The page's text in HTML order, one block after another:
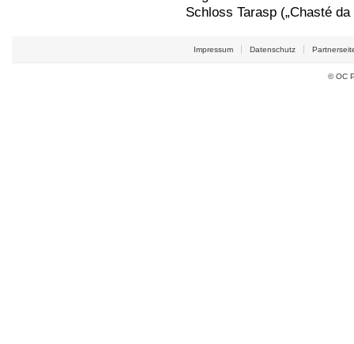
Schloss Tarasp („Chasté
Impressum Datenschutz
© OC